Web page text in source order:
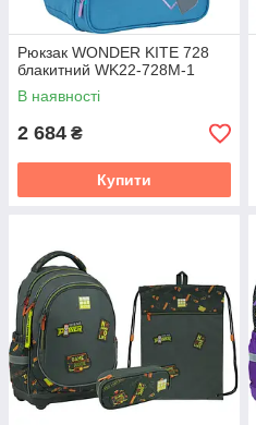
Рюкзак WONDER KITE 728
блакитний WK22-728M-1
В наявності
2 684 ₴
Купити